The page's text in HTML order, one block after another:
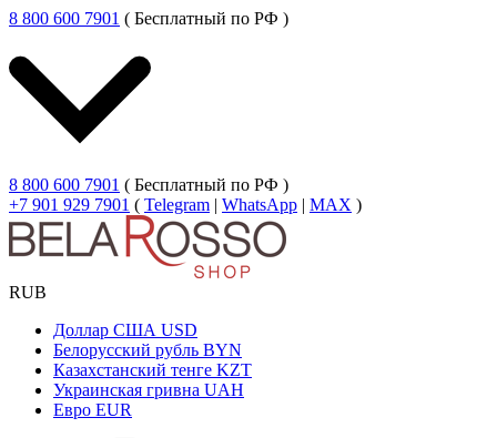
8 800 600 7901 ( Бесплатный по РФ )
8 800 600 7901 ( Бесплатный по РФ )
+7 901 929 7901 ( Telegram | WhatsApp | MAX )
RUB
Доллар США USD
Белорусский рубль BYN
Казахстанский тенге KZT
Украинская гривна UAH
Евро EUR